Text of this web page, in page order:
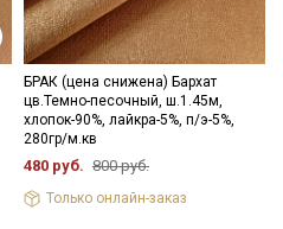
БРАК (цена снижена) Бархат
цв.Темно-песочный, ш.1.45м,
хлопок-90%, лайкра-5%, п/э-5%,
280гр/м.кв
480 руб. 800 руб.
Только онлайн-заказ